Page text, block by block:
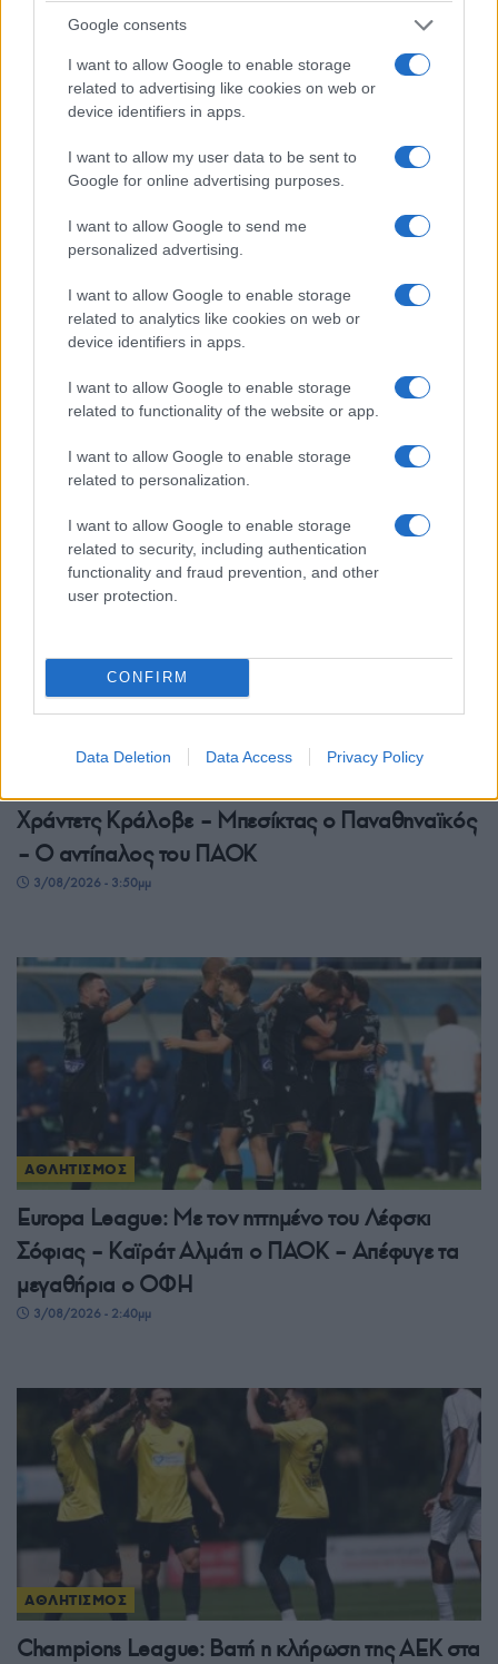
Google consents
I want to allow Google to enable storage
related to advertising like cookies on web or
device identifiers in apps.
I want to allow my user data to be sent to
Google for online advertising purposes.
I want to allow Google to send me
personalized advertising.
I want to allow Google to enable storage
related to analytics like cookies on web or
device identifiers in apps.
I want to allow Google to enable storage
related to functionality of the website or app.
I want to allow Google to enable storage
related to personalization.
I want to allow Google to enable storage
related to security, including authentication
functionality and fraud prevention, and other
user protection.
CONFIRM
Data Deletion Data Access Privacy Policy
γύρο τους οπαδούς
ΑΘΛΗΤΙΣΜΟΣ
FIFA: Ο Ινφαντίνο αναζητά «σωσίβιο» στον Τραμπ
για να παραμείνει στην προεδρία
3/08/2026 - 7:12μμ
Χράντετς Κράλοβε – Μπεσίκτας ο Παναθηναϊκός
– Ο αντίπαλος του ΠΑΟΚ
3/08/2026 - 3:50μμ
ΑΘΛΗΤΙΣΜΟΣ
Europa League: Με τον ηττημένο του Λέφσκι
Σόφιας – Καϊράτ Αλμάτι ο ΠΑΟΚ – Απέφυγε τα
μεγαθήρια ο ΟΦΗ
3/08/2026 - 2:40μμ
ΑΘΛΗΤΙΣΜΟΣ
Champions League: Βατή η κλήρωση της ΑΕΚ στα